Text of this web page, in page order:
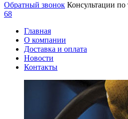
Обратный звонок Консультации по
68
Главная
О компании
Доставка и оплата
Новости
Контакты